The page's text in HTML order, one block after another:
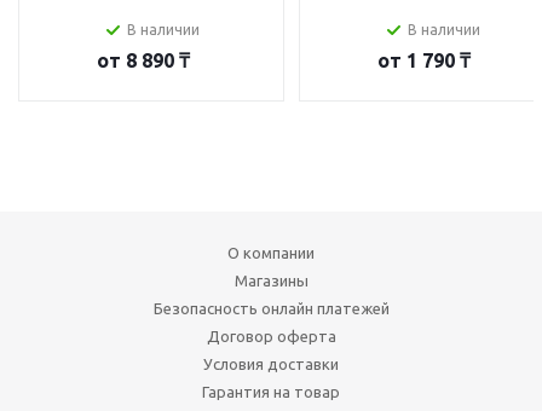
В наличии
от 8 890 ₸
В наличии
от 1 790 ₸
О компании
Магазины
Безопасность онлайн платежей
Договор оферта
Условия доставки
Гарантия на товар